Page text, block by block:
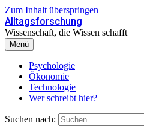
Zum Inhalt überspringen
Alltagsforschung
Wissenschaft, die Wissen schafft
Menü
Psychologie
Ökonomie
Technologie
Wer schreibt hier?
Suchen nach: